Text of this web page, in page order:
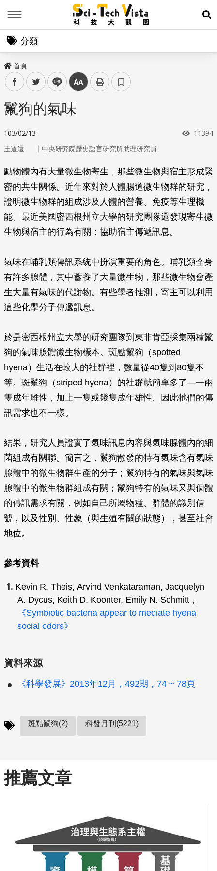
展
分類
首頁
facebooktwitter line 中
鬣狗的氣味
103/02/13 瀏覽次
11394
王道還 ｜ 中央研究院歷史語言研究所助理研究員
動物體內有大量微生物寄生，那些微生物與宿主形成緊
密的共生關係。近年來對於人體腸道微生物群的研究，
證明微生物群的組成涉及人體的營養、免疫等生理機
能。最近美國密西根州立大學的研究團隊還發現寄生微
生物與宿主的行為有關：協助宿主傳遞訊息。
氣味在哺乳類傳訊系統中扮演重要的角色。哺乳類全身
有許多腺體，其中蓄養了大量微生物，那些微生物會產
生大量有氣味的代謝物。有些學者推測，寄主可以利用
這些化學分子傳遞訊息。
於是密西根州立大學的研究團隊到東非肯亞採集兩種鬣
狗的氣味腺體微生物標本。斑點鬣狗（spotted
hyena）生活在較大的社群裡，數量從40隻到80隻不
等。斑鬣狗（striped hyena）的社群就簡單多了—一兩
隻成年雌性，加上一隻或幾隻成年雄性。因此牠們的傳
訊需求也不一樣。
結果，研究人員證實了氣味訊息內容與氣味腺體內的細
菌組成有關聯。簡言之，鬣狗散發的特有氣味含有氣味
腺體中的微生物群生產的分子；鬣狗特有的氣味與氣味
腺體中的微生物群組成有關；鬣狗特有的氣味又與個體
的傳訊需求有關，例如自己所屬物種、群體的識別信
號，以及性別、性象（與生殖有關的狀態），甚至社會
地位。
參考資料
Kevin R. Theis, Arvind Venkataraman, Jacquelyn
A. Dycus, Keith D. Koonter, Emily N. Schmitt，
《Symbiotic bacteria appear to mediate hyena
social odors》
資料來源
《科學發展》2013年12月，492期，74 ~ 78頁
斑點鬣狗(2) 科發月刊(5221)
推薦文章